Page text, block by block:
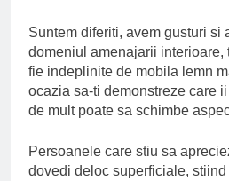
Suntem diferiti, avem gusturi si
domeniul amenajarii interioare,
fie indeplinite de mobila lemn
ocazia sa-ti demonstreze care
de mult poate sa schimbe
Persoanele care stiu sa
dovedi deloc superficiale,